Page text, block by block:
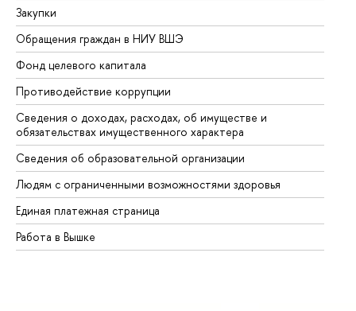
Закупки
Обращения граждан в НИУ ВШЭ
Фонд целевого капитала
Противодействие коррупции
Сведения о доходах, расходах, об имуществе и
обязательствах имущественного характера
Сведения об образовательной организации
Людям с ограниченными возможностями здоровья
Единая платежная страница
Работа в Вышке